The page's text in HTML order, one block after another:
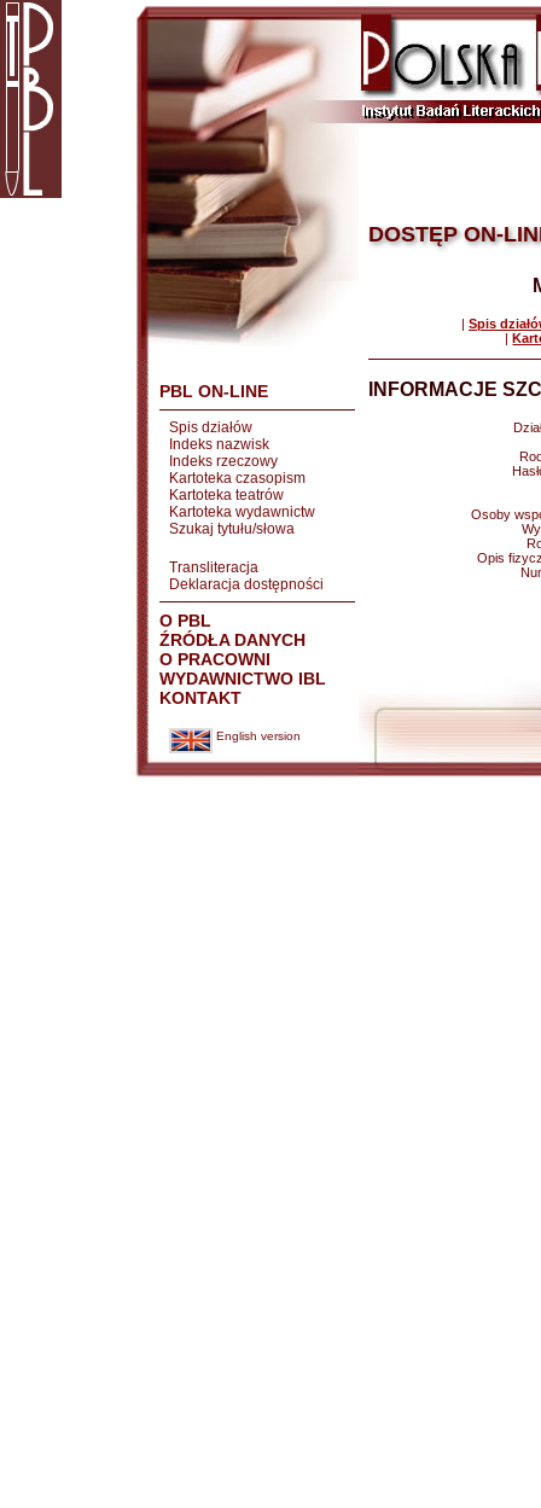
PBL ON-LINE
Spis działów
Indeks nazwisk
Indeks rzeczowy
Kartoteka czasopism
Kartoteka teatrów
Kartoteka wydawnictw
Szukaj tytułu/słowa
Transliteracja
Deklaracja dostępności
O PBL
ŹRÓDŁA DANYCH
O PRACOWNI
WYDAWNICTWO IBL
KONTAKT
English version
DOSTĘP ON-
| Spis
|
INFORMACJE
Osoby
Opis